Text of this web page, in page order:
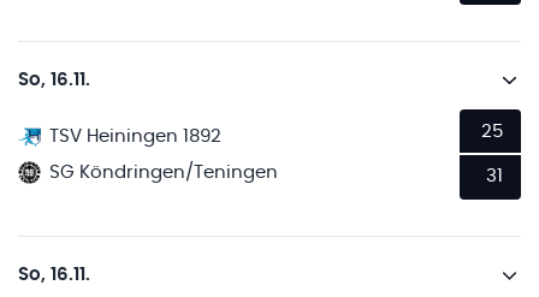
So, 16.11.
TSV Heiningen 1892
SG Köndringen/Teningen
25
31
So, 16.11.